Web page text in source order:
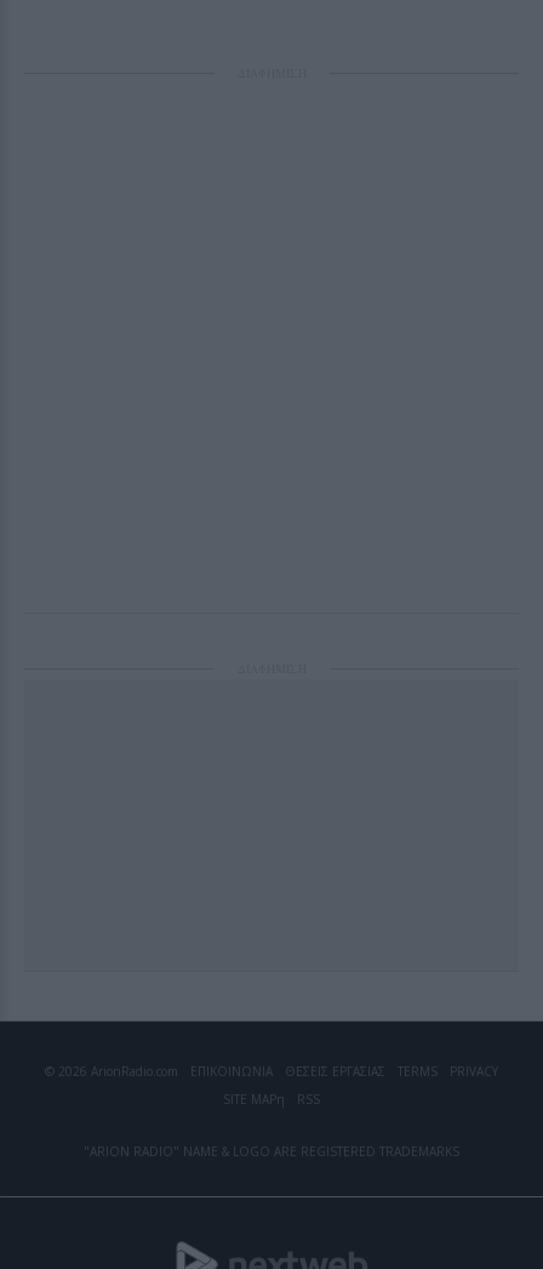
© 2026 ArionRadio.com ΕΠΙΚΟΙΝΩΝΙΑ ΘΕΣΕΙΣ ΕΡΓΑΣΙΑΣ TERMS
PRIVACY
SITE MAPη RSS
"ARION RADIO" NAME & LOGO ARE REGISTERED TRADEMARKS